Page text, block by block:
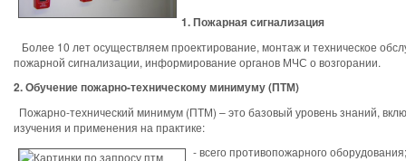
1. Пожарная сигнализация
Более 10 лет осуществляем проектирование, монтаж и техническое
пожарной сигнализации, информирование органов МЧС о возгорании.
2. Обучение пожарно-техническому минимуму (ПТМ)
Пожарно-технический минимум (ПТМ) – это базовый уровень знаний,
изучения и применения на практике:
- всего противопожарного оборудования;